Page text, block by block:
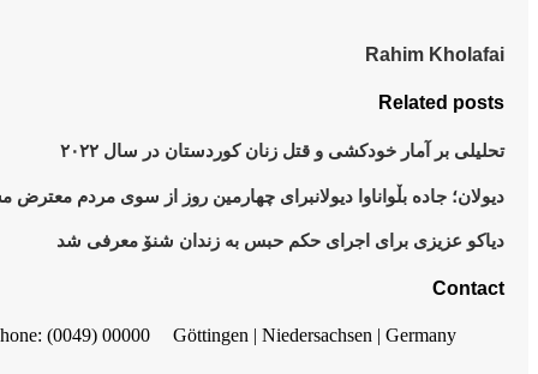
Rahim Kholafai
Related posts
تحلیلی بر آمار خودکشی و قتل زنان کوردستان در سال ۲۰۲۲
دیولان؛ جادە بڵواناوا دیولانبرای چهارمین روز از سوی مردم
دیاکو عزیزی برای اجرای حکم حبس به زندان شنۆ معرفی شد
Contact
Göttingen | Niedersachsen | Germany
(0049) 00000